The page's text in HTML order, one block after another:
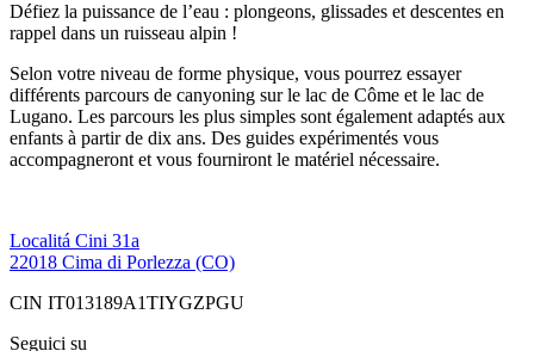
Défiez la puissance de l’eau : plongeons, glissades et descentes en
rappel dans un ruisseau alpin !
Selon votre niveau de forme physique, vous pourrez essayer
différents parcours de canyoning sur le lac de Côme et le lac de
Lugano. Les parcours les plus simples sont également adaptés aux
enfants à partir de dix ans. Des guides expérimentés vous
accompagneront et vous fourniront le matériel nécessaire.
Localitá Cini 31a
22018 Cima di Porlezza (CO)
CIN IT013189A1TIYGZPGU
Seguici su